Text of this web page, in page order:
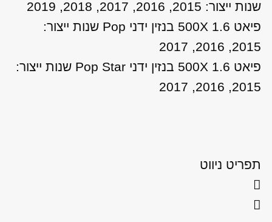
שנות ייצור: 2015, 2016, 2017, 2018, 2019
פיאט 500X 1.6 בנזין ידני Pop שנות ייצור:
2015, 2016, 2017
פיאט 500X 1.6 בנזין ידני Pop Star שנות ייצור:
2015, 2016, 2017
תפריט ניווט